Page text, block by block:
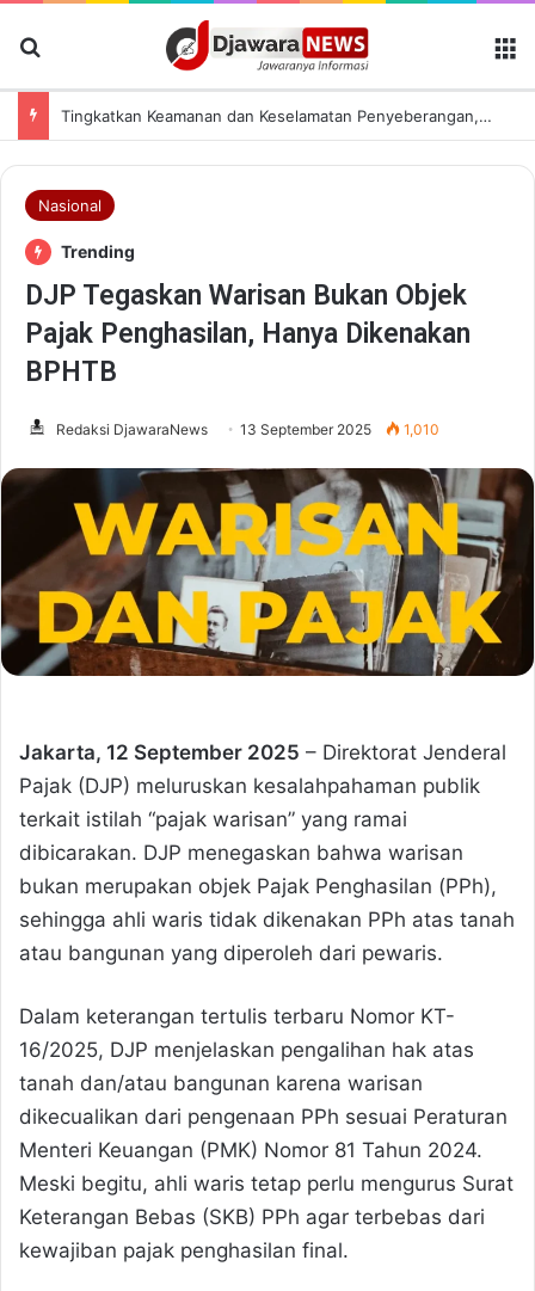
Tingkatkan Keamanan dan Keselamatan Penyeberangan, Jasa Raharja Banten Hadiri Peresmian Sterilisasi Pelabuhan Merak
Nasional
Trending
DJP Tegaskan Warisan Bukan Objek
Pajak Penghasilan, Hanya Dikenakan
BPHTB
Redaksi DjawaraNews 13 September 2025 1,010
Jakarta, 12 September 2025 – Direktorat Jenderal
Pajak (DJP) meluruskan kesalahpahaman publik
terkait istilah “pajak warisan” yang ramai
dibicarakan. DJP menegaskan bahwa warisan
bukan merupakan objek Pajak Penghasilan (PPh),
sehingga ahli waris tidak dikenakan PPh atas tanah
atau bangunan yang diperoleh dari pewaris.
Dalam keterangan tertulis terbaru Nomor KT-
16/2025, DJP menjelaskan pengalihan hak atas
tanah dan/atau bangunan karena warisan
dikecualikan dari pengenaan PPh sesuai Peraturan
Menteri Keuangan (PMK) Nomor 81 Tahun 2024.
Meski begitu, ahli waris tetap perlu mengurus Surat
Keterangan Bebas (SKB) PPh agar terbebas dari
kewajiban pajak penghasilan final.